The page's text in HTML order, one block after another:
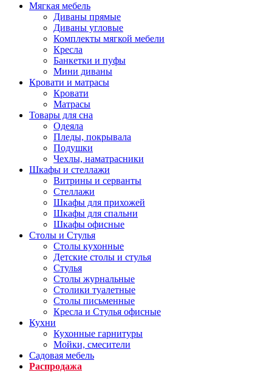
Мягкая мебель
Диваны прямые
Диваны угловые
Комплекты мягкой мебели
Кресла
Банкетки и пуфы
Мини диваны
Кровати и матрасы
Кровати
Матрасы
Товары для сна
Одеяла
Пледы, покрывала
Подушки
Чехлы, наматрасники
Шкафы и стеллажи
Витрины и серванты
Стеллажи
Шкафы для прихожей
Шкафы для спальни
Шкафы офисные
Столы и Стулья
Столы кухонные
Детские столы и стулья
Стулья
Столы журнальные
Столики туалетные
Столы письменные
Кресла и Стулья офисные
Кухни
Кухонные гарнитуры
Мойки, смесители
Садовая мебель
Распродажа